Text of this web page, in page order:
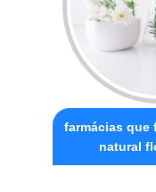
farmácias que
natural